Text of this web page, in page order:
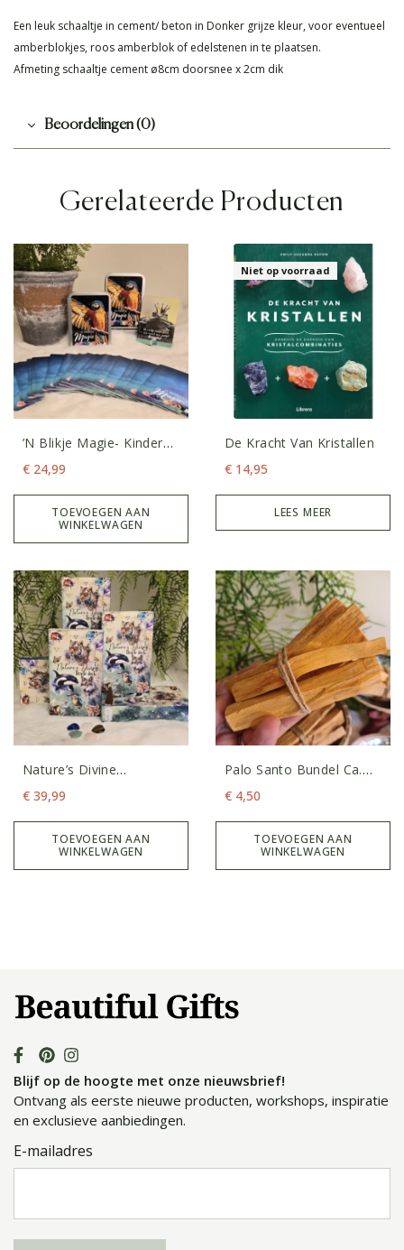
Een leuk schaaltje in cement/ beton in Donker grijze kleur, voor eventueel
amberblokjes, roos amberblok of edelstenen in te plaatsen.
Afmeting schaaltje cement ø8cm doorsnee x 2cm dik
Beoordelingen (0)
Gerelateerde Producten
’n Blikje Magie- Kinder
Intentiekaarten
€ 24,99
TOEVOEGEN AAN
WINKELWAGEN
Niet op voorraad
De Kracht Van Kristallen
€ 14,95
LEES MEER
Nature’s Divine
Oracledeck
€ 39,99
TOEVOEGEN AAN
WINKELWAGEN
Palo Santo Bundel Ca.
40gram
€ 4,50
TOEVOEGEN AAN
WINKELWAGEN
Blijf op de hoogte met onze nieuwsbrief!
Ontvang als eerste nieuwe producten, workshops, inspiratie
en exclusieve aanbiedingen.
E-mailadres